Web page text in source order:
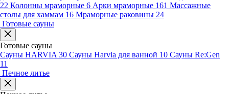
22 Колонны мраморные 6 Арки мраморные 161 Массажные
столы для хаммам 16 Мраморные раковины 24
Готовые сауны
Готовые сауны
Сауны HARVIA 30 Сауны Harvia для ванной 10 Сауны Re:Gen
11
Печное литье